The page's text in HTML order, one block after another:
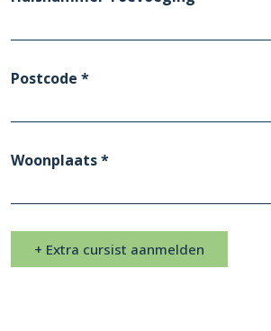
Postcode *
Woonplaats *
+ Extra cursist aanmelden